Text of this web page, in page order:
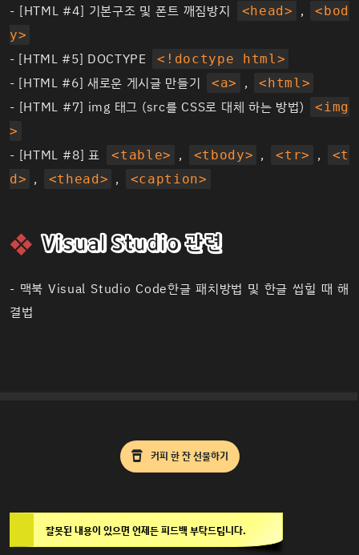
- [HTML #4] 기본구조 및 폰트 깨짐방지 <head> ,
<bod
y>
- [HTML #5] DOCTYPE <!doctype html>
- [HTML #6] 새로운 게시글 만들기 <a> , <html>
- [HTML #7] img 태그 (src를 CSS로 대체 하는 방법)
<img
>
- [HTML #8] 표 <table> , <tbody> , <tr> ,
<t
d> , <thead> , <caption>
Visual Studio 관련
- 맥북 Visual Studio Code한글 패치방법 및 한글 씹힐 때 해
결법
커피 한 잔 선물하기
잘못된 내용이 있으면 언제든 피드백 부탁드립니다.